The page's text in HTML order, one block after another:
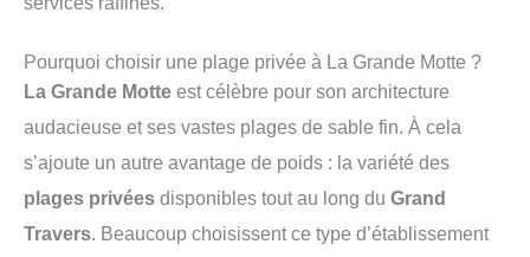
Pourquoi choisir une plage privée à La Grande Motte ?
La Grande Motte est célèbre pour son architecture
audacieuse et ses vastes plages de sable fin. À cela
s’ajoute un autre avantage de poids : la variété des
plages privées disponibles tout au long du Grand
Travers. Beaucoup choisissent ce type d’établissement